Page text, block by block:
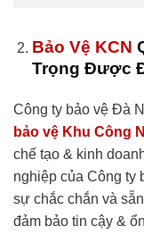
Bảo Vệ KCN
Trọng Được
Công ty bảo vệ Đà
bảo vệ Khu Công
chế tạo & kinh
nghiệp của Công
sự chắc chắn và
đảm bảo tin cậy &